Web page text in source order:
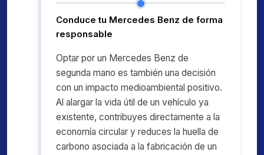
Conduce tu Mercedes Benz de forma
responsable
Optar por un Mercedes Benz de
segunda mano es también una decisión
con un impacto medioambiental positivo.
Al alargar la vida útil de un vehículo ya
existente, contribuyes directamente a la
economía circular y reduces la huella de
carbono asociada a la fabricación de un